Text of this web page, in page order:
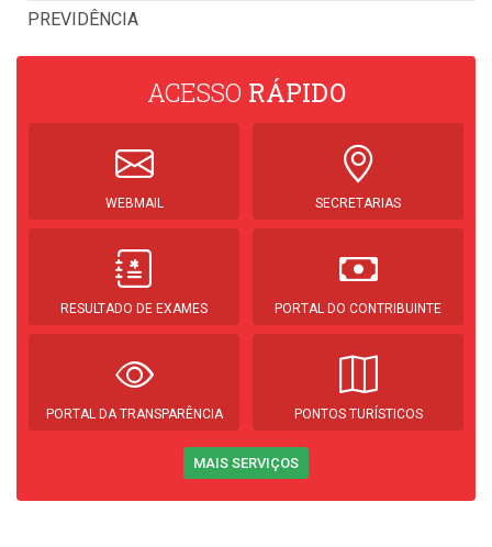
PREVIDÊNCIA
ACESSO RÁPIDO
WEBMAIL SECRETARIAS
RESULTADO DE EXAMES PORTAL DO CONTRIBUINTE
PORTAL DA TRANSPARÊNCIA PONTOS TURÍSTICOS
MAIS SERVIÇOS